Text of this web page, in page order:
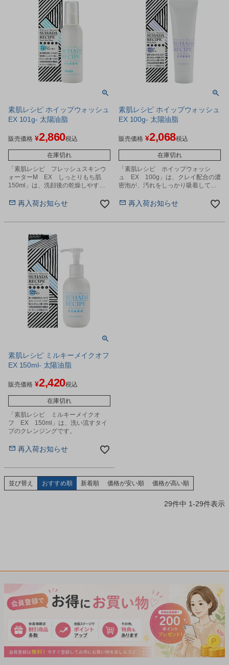
素肌レシピ ホイップウォッシュ
EX 101g- 太陽油脂
販売価格 ¥2,860税込
在庫切れ
「素肌レシピ フレッシュスキンウ
ォーターM EX しっとりもち肌
150ml」は、洗顔後の乾燥しやすい
です。再入荷お知らせ
素肌レシピ ホイップウォッシュ
EX 100g- 太陽油脂
販売価格 ¥2,068税込
在庫切れ
「素肌レシピ ホイップウォッシ
ュ EX 100g」は、クレイ配合の濃
密泡が、汚れをしっかり吸着して落
再入荷お知らせ
素肌レシピ ミルキーメイクオフ
EX 150ml- 太陽油脂
販売価格 ¥2,420税込
在庫切れ
「素肌レシピ ミルキーメイクオ
フ EX 150ml」は、洗い流すタイ
プのクレンジングです。
再入荷お知らせ
並び替え おすすめ順 新着順 価格が安い順 価格が高い順
29件中 1-29件表示